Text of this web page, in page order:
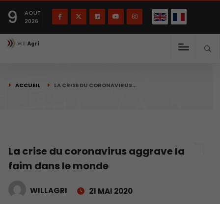
9
AOUT
2026
ACCUEIL LA CRISE DU CORONAVIRUS…
La crise du coronavirus aggrave la
faim dans le monde
WILLAGRI 21 MAI 2020
Français English(English)